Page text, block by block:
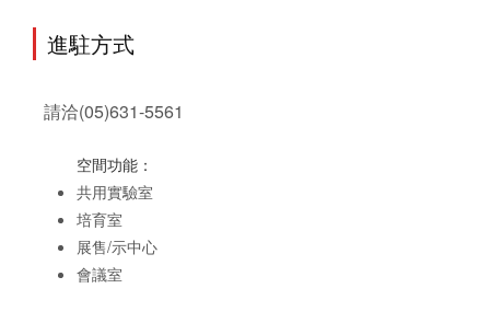
進駐方式
請洽(05)631-5561
空間功能：
共用實驗室
培育室
展售/示中心
會議室